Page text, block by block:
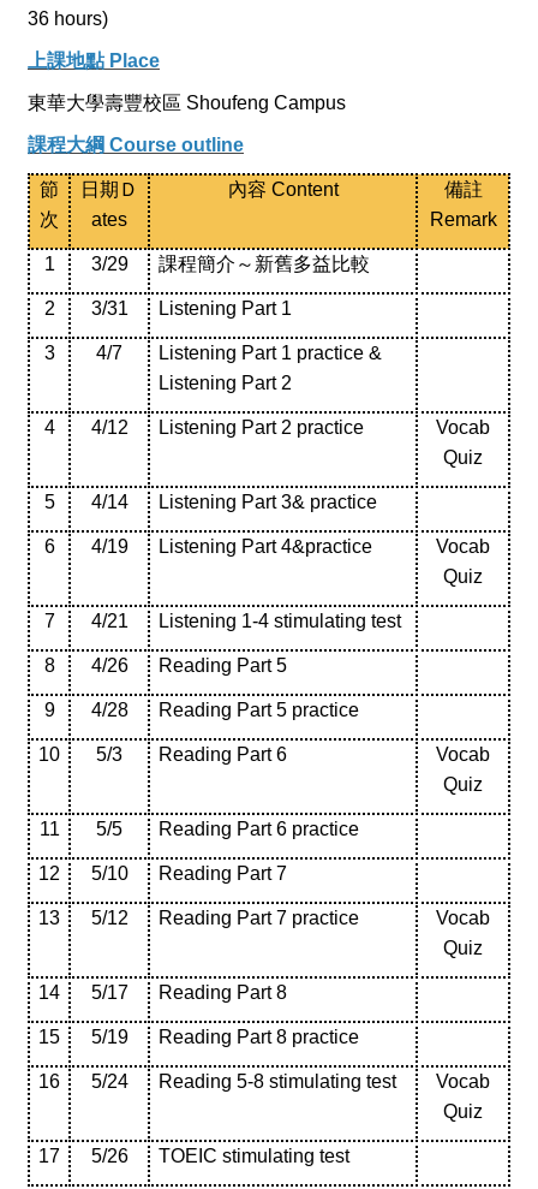
36 hours)
上課地點 Place
東華大學壽豐校區 Shoufeng Campus
課程大綱 Course outline
節
次
日期Ｄ
ates
內容 Content
備註
Remark
1 3/29 課程簡介～新舊多益比較
2 3/31 Listening Part 1
3 4/7
Listening Part 1 practice &
Listening Part 2
4 4/12 Listening Part 2 practice
Vocab
Quiz
5 4/14 Listening Part 3& practice
6 4/19 Listening Part 4&practice
Vocab
Quiz
7 4/21 Listening 1-4 stimulating test
8 4/26 Reading Part 5
9 4/28 Reading Part 5 practice
10 5/3 Reading Part 6
Vocab
Quiz
11 5/5 Reading Part 6 practice
12 5/10 Reading Part 7
13 5/12 Reading Part 7 practice
Vocab
Quiz
14 5/17 Reading Part 8
15 5/19 Reading Part 8 practice
16 5/24 Reading 5-8 stimulating test
Vocab
Quiz
17 5/26 TOEIC stimulating test